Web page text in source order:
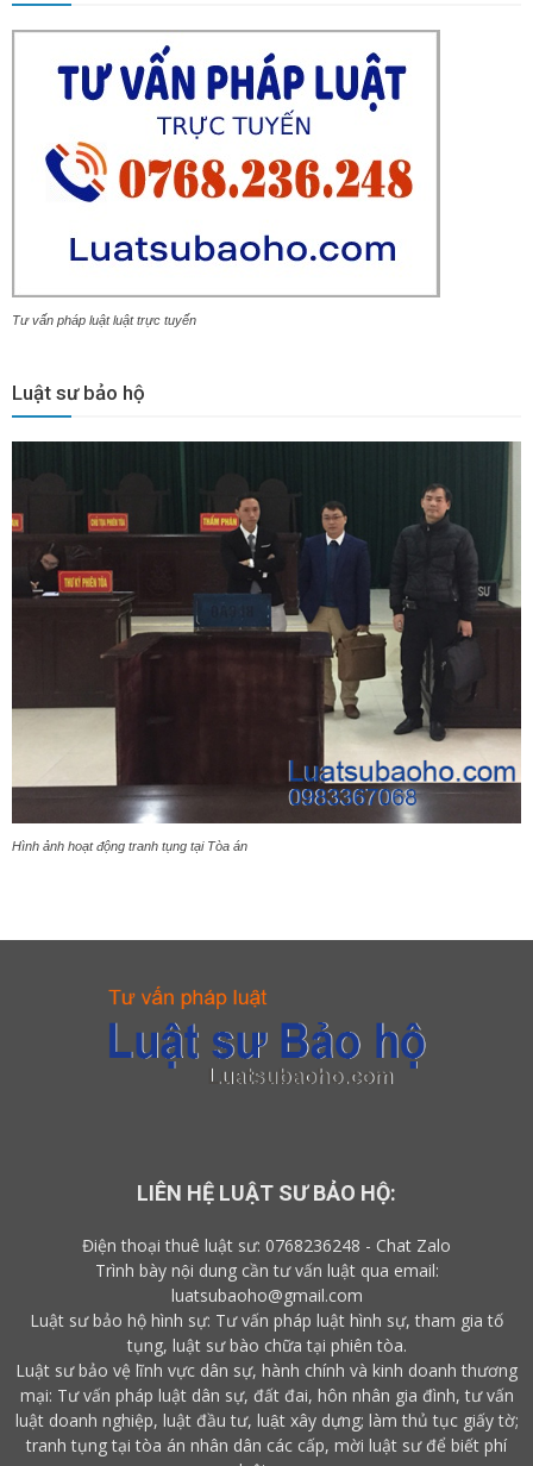
Tư vấn pháp luật luật trực tuyến
Luật sư bảo hộ
Hình ảnh hoạt động tranh tụng tại Tòa án
LIÊN HỆ LUẬT SƯ BẢO HỘ:
Điện thoại thuê luật sư: 0768236248 - Chat Zalo
Trình bày nội dung cần tư vấn luật qua email:
luatsubaoho@gmail.com
Luật sư bảo hộ hình sự: Tư vấn pháp luật hình sự, tham gia tố
tụng, luật sư bào chữa tại phiên tòa.
Luật sư bảo vệ lĩnh vực dân sự, hành chính và kinh doanh thương
mại: Tư vấn pháp luật dân sự, đất đai, hôn nhân gia đình, tư vấn
luật doanh nghiệp, luật đầu tư, luật xây dựng; làm thủ tục giấy tờ;
tranh tụng tại tòa án nhân dân các cấp, mời luật sưđể biết phí